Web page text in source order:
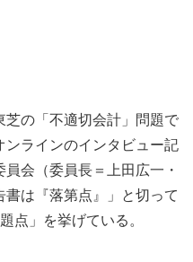
の「不適切会計」問題で
ンラインのインタビュー記
会（委員長＝上田広一・
は『落第点』」と切って
点」を挙げている。